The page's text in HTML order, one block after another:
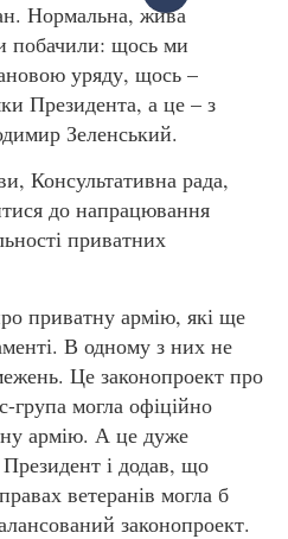
Нормальна, жива
побачили: щось ми
уряду, щось –
Президента, а це – з
Зеленський.
Консультативна рада,
до напрацювання
приватних
приватну армію, які ще
В одному з них не
Це законопроект про
група могла офіційно
армію. А це дуже
і додав, що
ветеранів могла б
законопроект.